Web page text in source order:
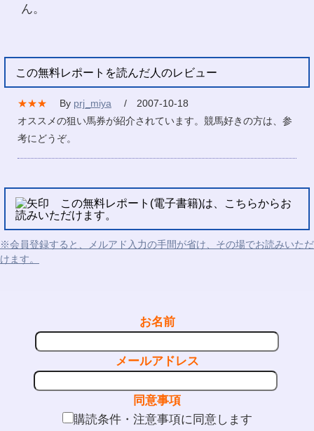
ん。
この無料レポートを読んだ人のレビュー
★★★ By prj_miya
/ 2007-10-18
オススメの狙い馬券が紹介されています。競馬好きの方は、参
考にどうぞ。
この無料レポート(電子書籍)は、こちらからお
読みいただけます。
※会員登録すると、メルアド入力の手間が省け、その場でお読みいただ
けます。
お名前
メールアドレス
同意事項
購読条件・注意事項に同意します